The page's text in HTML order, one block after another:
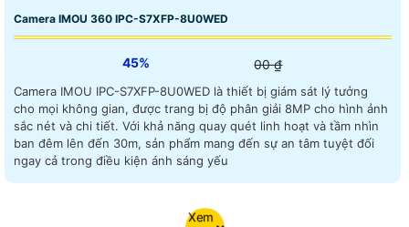
Camera IMOU 360 IPC-S7XFP-8U0WED
45% 00 ₫
Camera IMOU IPC-S7XFP-8U0WED là thiết bị giám sát lý tưởng
cho mọi không gian, được trang bị độ phân giải 8MP cho hình ảnh
sắc nét và chi tiết. Với khả năng quay quét linh hoạt và tầm nhìn
ban đêm lên đến 30m, sản phẩm mang đến sự an tâm tuyệt đối
ngay cả trong điều kiện ánh sáng yếu
Xem